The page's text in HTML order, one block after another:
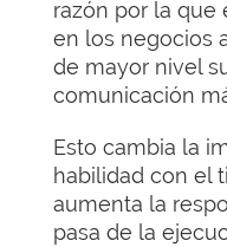
razón por la que
en los negocios
de mayor nivel
comunicación
Esto cambia la
habilidad con el
aumenta la
pasa de la